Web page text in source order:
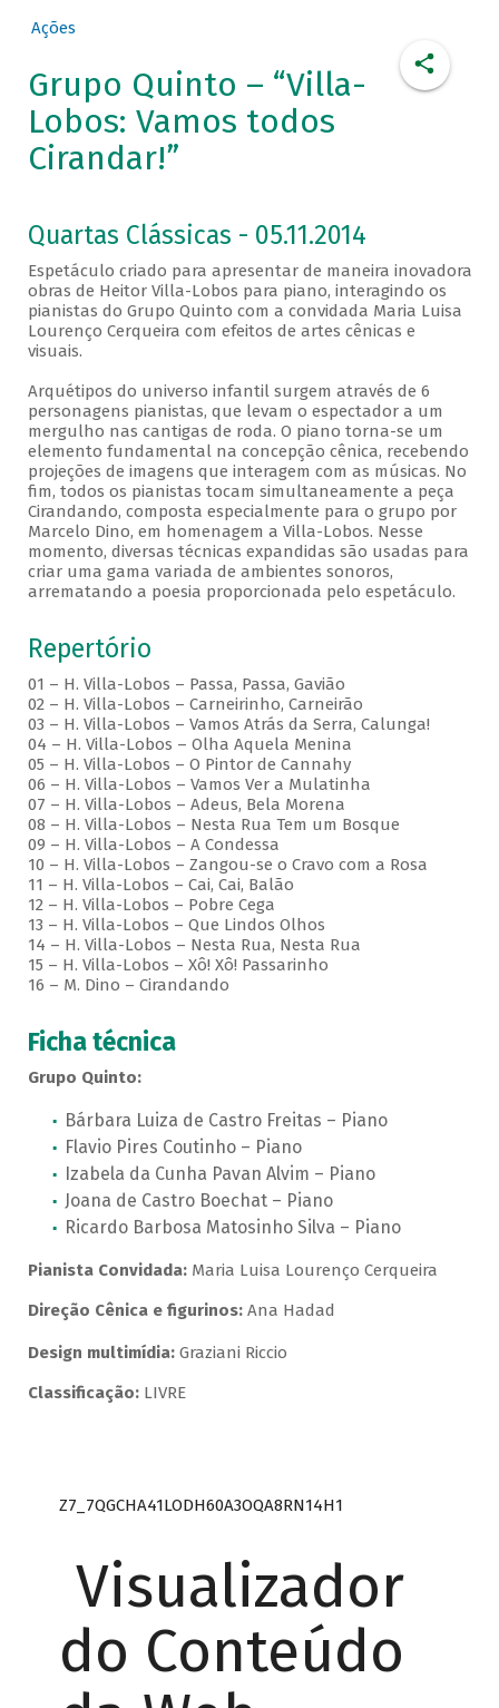
Ações
Grupo Quinto – “Villa-
Lobos: Vamos todos
Cirandar!”
Quartas Clássicas - 05.11.2014
Espetáculo criado para apresentar de maneira inovadora
obras de Heitor Villa-Lobos para piano, interagindo os
pianistas do Grupo Quinto com a convidada Maria Luisa
Lourenço Cerqueira com efeitos de artes cênicas e
visuais.
Arquétipos do universo infantil surgem através de 6
personagens pianistas, que levam o espectador a um
mergulho nas cantigas de roda. O piano torna-se um
elemento fundamental na concepção cênica, recebendo
projeções de imagens que interagem com as músicas. No
fim, todos os pianistas tocam simultaneamente a peça
Cirandando, composta especialmente para o grupo por
Marcelo Dino, em homenagem a Villa-Lobos. Nesse
momento, diversas técnicas expandidas são usadas para
criar uma gama variada de ambientes sonoros,
arrematando a poesia proporcionada pelo espetáculo.
Repertório
01 – H. Villa-Lobos – Passa, Passa, Gavião
02 – H. Villa-Lobos – Carneirinho, Carneirão
03 – H. Villa-Lobos – Vamos Atrás da Serra, Calunga!
04 – H. Villa-Lobos – Olha Aquela Menina
05 – H. Villa-Lobos – O Pintor de Cannahy
06 – H. Villa-Lobos – Vamos Ver a Mulatinha
07 – H. Villa-Lobos – Adeus, Bela Morena
08 – H. Villa-Lobos – Nesta Rua Tem um Bosque
09 – H. Villa-Lobos – A Condessa
10 – H. Villa-Lobos – Zangou-se o Cravo com a Rosa
11 – H. Villa-Lobos – Cai, Cai, Balão
12 – H. Villa-Lobos – Pobre Cega
13 – H. Villa-Lobos – Que Lindos Olhos
14 – H. Villa-Lobos – Nesta Rua, Nesta Rua
15 – H. Villa-Lobos – Xô! Xô! Passarinho
16 – M. Dino – Cirandando
Ficha técnica
Grupo Quinto:
Bárbara Luiza de Castro Freitas – Piano
Flavio Pires Coutinho – Piano
Izabela da Cunha Pavan Alvim – Piano
Joana de Castro Boechat – Piano
Ricardo Barbosa Matosinho Silva – Piano
Pianista Convidada: Maria Luisa Lourenço Cerqueira
Direção Cênica e figurinos:Ana Hadad
Design multimídia:Graziani Riccio
Classificação:LIVRE
Z7_7QGCHA41LODH60A3OQA8RN14H1
Visualizador
do Conteúdo